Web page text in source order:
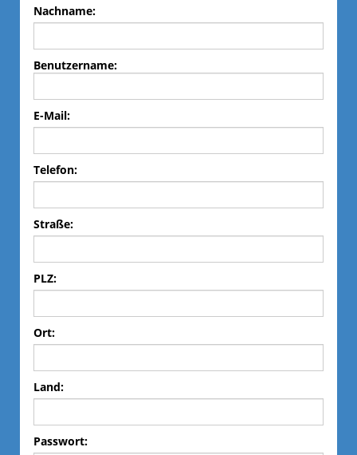
Nachname:
Benutzername:
E-Mail:
Telefon:
Straße:
PLZ:
Ort:
Land:
Passwort: